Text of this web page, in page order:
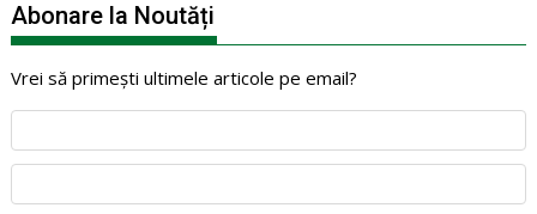
Abonare la Noutăți
Vrei să primești ultimele articole pe email?